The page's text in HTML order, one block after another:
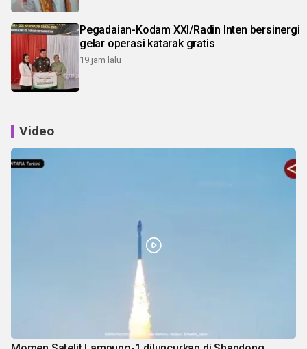
Pegadaian-Kodam XXI/Radin Inten bersinergi
gelar operasi katarak gratis
19 jam lalu
Video